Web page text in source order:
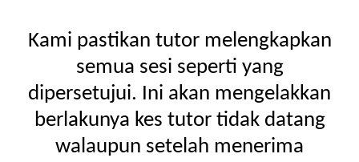
Kami pastikan tutor melengkapkan
semua sesi seperti yang
dipersetujui. Ini akan mengelakkan
berlakunya kes tutor tidak datang
walaupun setelah menerima